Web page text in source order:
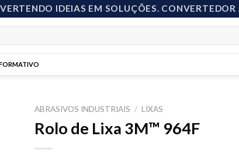
IDEIAS EM SOLUÇÕES.
ABRASIVOS INDUSTRIAIS / LIXAS
Rolo de Lixa 3M™ 964F